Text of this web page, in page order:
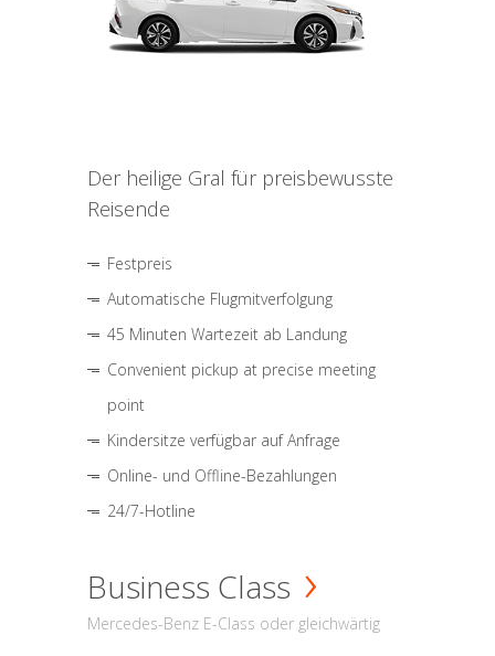
Der heilige Gral für preisbewusste
Reisende
Festpreis
Automatische Flugmitverfolgung
45 Minuten Wartezeit ab Landung
Convenient pickup at precise meeting
point
Kindersitze verfügbar auf Anfrage
Online- und Offline-Bezahlungen
24/7-Hotline
Business Class
Mercedes-Benz E-Class oder gleichwärtig